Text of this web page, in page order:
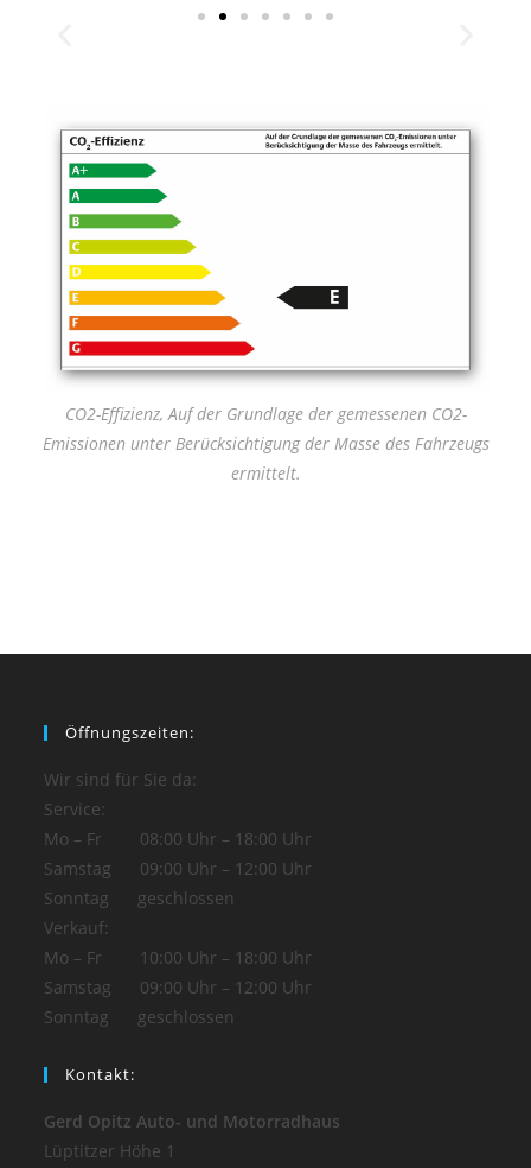
CO2-Effizienz, Auf der Grundlage der gemessenen CO2-
Emissionen unter Berücksichtigung der Masse des Fahrzeugs
ermittelt.
Öffnungszeiten:
Wir sind für Sie da:
Service:
Mo – Fr 08:00 Uhr – 18:00 Uhr
Samstag 09:00 Uhr – 12:00 Uhr
Sonntag geschlossen
Verkauf:
Mo – Fr 10:00 Uhr – 18:00 Uhr
Samstag 09:00 Uhr – 12:00 Uhr
Sonntag geschlossen
Kontakt:
Gerd Opitz Auto- und Motorradhaus
Lüptitzer Höhe 1